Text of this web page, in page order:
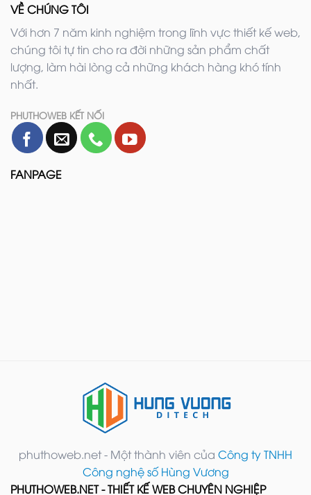
VỀ CHÚNG TÔI
Với hơn 7 năm kinh nghiệm trong lĩnh vực thiết kế web,
chúng tôi tự tin cho ra đời những sản phẩm chất
lượng, làm hài lòng cả những khách hàng khó tính
nhất.
PHUTHOWEB KẾT NỐI
FANPAGE
phuthoweb.net - Một thành viên của Công ty TNHH
Công nghệ số Hùng Vương
PHUTHOWEB.NET - THIẾT KẾ WEB CHUYÊN NGHIỆP